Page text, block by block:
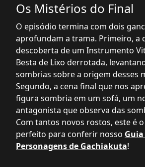
Os Mistérios do Final
O episódio termina com dois
aprofundam a trama. Primeiro, a
descoberta de um Instrumento
Besta de Lixo derrotada,
sombrias sobre a origem desses
Segundo, a cena final que nos
figura sombria em um sofá, um
antagonista que observa das
Com tantos novos rostos, este é
perfeito para conferir nosso
Personagens de Gachiakuta!